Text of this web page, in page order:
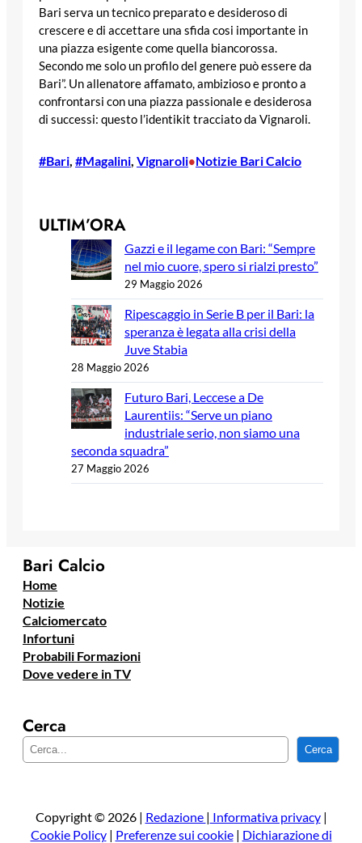
Bari serva un tecnico preparato e desideroso di
crescere e di accettare una sfida cosi importante in
una piazza esigente come quella biancorossa.
Secondo me solo un profilo del genere può essere da
Bari”. Un allenatore affamato, ambizioso e pronto a
confrontarsi con una piazza passionale e desiderosa
di successi: questo l’identikit tracciato da Vignaroli.
#Bari, #Magalini, Vignaroli•Notizie Bari Calcio
ULTIM’ORA
Gazzi e il legame con Bari: “Sempre
nel mio cuore, spero si rialzi presto”
29 Maggio 2026
Ripescaggio in Serie B per il Bari: la
speranza è legata alla crisi della
Juve Stabia
28 Maggio 2026
Futuro Bari, Leccese a De
Laurentiis: “Serve un piano
industriale serio, non siamo una
seconda squadra”
27 Maggio 2026
Bari Calcio
Home
Notizie
Calciomercato
Infortuni
Probabili Formazioni
Dove vedere in TV
Cerca
e
a
Cerca
Copyright © 2026 | Redazione | Informativa privacy|
Cookie Policy| Preferenze sui cookie| Dichiarazione di